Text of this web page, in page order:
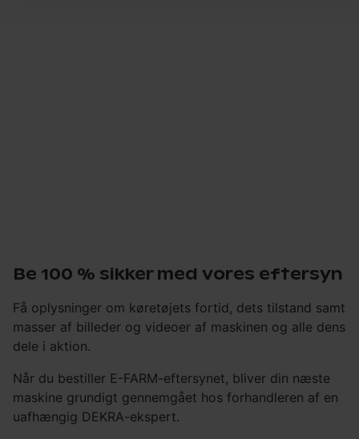
Be 100 % sikker med vores eftersyn
Få oplysninger om køretøjets fortid, dets tilstand samt
masser af billeder og videoer af maskinen og alle dens
dele i aktion.
Når du bestiller E-FARM-eftersynet, bliver din næste
maskine grundigt gennemgået hos forhandleren af en
uafhængig DEKRA-ekspert.